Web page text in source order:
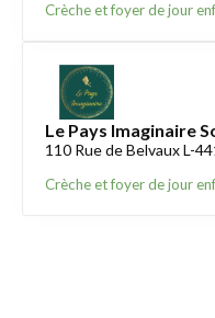
Crèche et foyer de jour
Le Pays Imaginaire
110 Rue de Belvaux L-
Crèche et foyer de jour